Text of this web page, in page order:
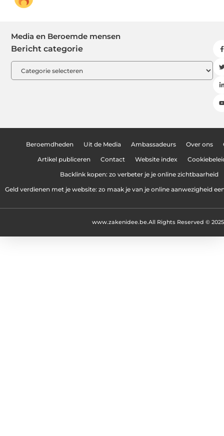
Media en Beroemde mensen
Bericht categorie
Beroemdheden Uit de Media Ambassadeurs Over ons
Artikel publiceren Contact Website index
Backlink kopen: zo verbeter je je online zichtbaarheid
Geld verdienen met je website: zo maak je van je online aanwezigheid
All Rights Reserved © 2025
www.zakenidee.be.